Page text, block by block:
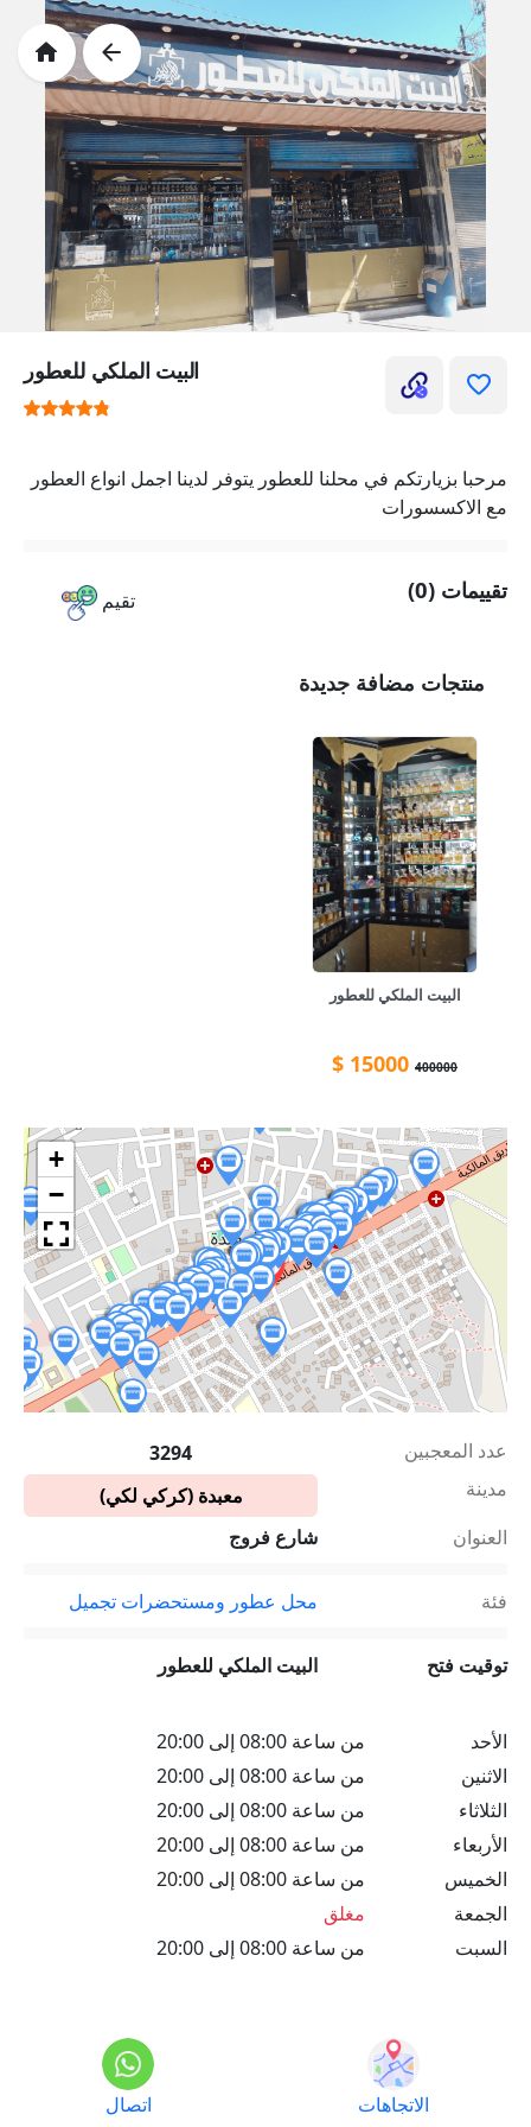
البيت الملكي للعطور
مرحبا بزيارتكم في محلنا للعطور يتوفر لدينا اجمل انواع العطور
مع الاكسسورات
تقيم تقييمات (0)
منتجات مضافة جديدة
البيت الملكي للعطور
400000
15000
$
+
−
عدد المعجبين
3294
مدينة
معبدة (كركي لكي)
العنوان
شارع فروج
فئة محل عطور ومستحضرات تجميل
توقيت فتح البيت الملكي للعطور
الأحد
من ساعة 08:00 إلى 20:00
الاثنين
من ساعة 08:00 إلى 20:00
الثلاثاء
من ساعة 08:00 إلى 20:00
الأربعاء
من ساعة 08:00 إلى 20:00
الخميس
من ساعة 08:00 إلى 20:00
الجمعة
مغلق
السبت
من ساعة 08:00 إلى 20:00
اتصال الاتجاهات